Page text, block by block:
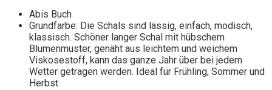
Abis Buch
Grundfarbe: Die Schals sind lässig, einfach, modisch,
klassisch. Schöner langer Schal mit hübschem
Blumenmuster, genäht aus leichtem und weichem
Viskosestoff, kann das ganze Jahr über bei jedem
Wetter getragen werden. Ideal für Frühling, Sommer und
Herbst.